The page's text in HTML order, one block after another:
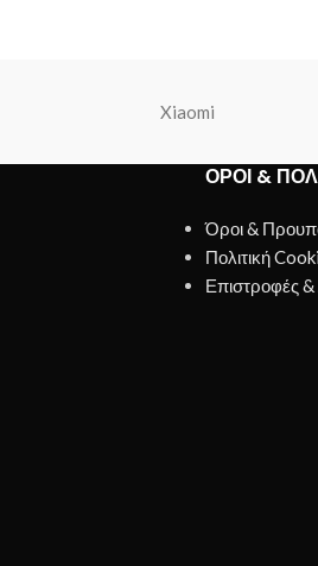
Xiaomi
ΌΡΟΙ &
Όροι &
Πολιτική
Επιστροφές &